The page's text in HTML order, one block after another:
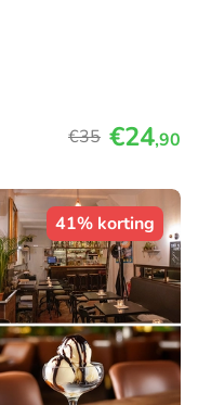
€35 €24,90
41% korting